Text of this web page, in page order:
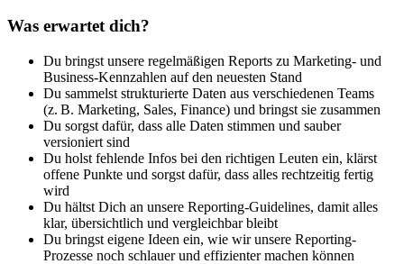
Was erwartet dich?
Du bringst unsere regelmäßigen Reports zu Marketing- und
Business-Kennzahlen auf den neuesten Stand
Du sammelst strukturierte Daten aus verschiedenen Teams
(z. B. Marketing, Sales, Finance) und bringst sie zusammen
Du sorgst dafür, dass alle Daten stimmen und sauber
versioniert sind
Du holst fehlende Infos bei den richtigen Leuten ein, klärst
offene Punkte und sorgst dafür, dass alles rechtzeitig fertig
wird
Du hältst Dich an unsere Reporting-Guidelines, damit alles
klar, übersichtlich und vergleichbar bleibt
Du bringst eigene Ideen ein, wie wir unsere Reporting-
Prozesse noch schlauer und effizienter machen können